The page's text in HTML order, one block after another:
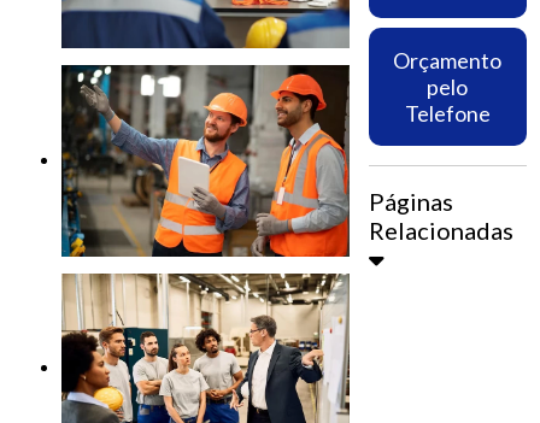
Orçamento
pelo
Telefone
Páginas
Relacionadas